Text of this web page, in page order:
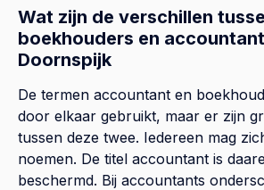
Wat zijn de verschillen
boekhouders en
Doornspijk
De termen accountant en
door elkaar gebruikt, maar er zijn
tussen deze twee. Iedereen mag
noemen. De titel accountant is
beschermd. Bij accountants